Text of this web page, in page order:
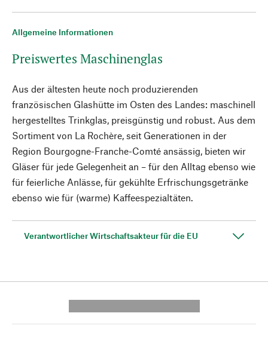
Allgemeine Informationen
Preiswertes Maschinenglas
Aus der ältesten heute noch produzierenden
französischen Glashütte im Osten des Landes: maschinell
hergestelltes Trinkglas, preisgünstig und robust. Aus dem
Sortiment von La Rochère, seit Generationen in der
Region Bourgogne-Franche-Comté ansässig, bieten wir
Gläser für jede Gelegenheit an – für den Alltag ebenso wie
für feierliche Anlässe, für gekühlte Erfrischungsgetränke
ebenso wie für (warme) Kaffeespezialtäten.
Verantwortlicher Wirtschaftsakteur für die EU